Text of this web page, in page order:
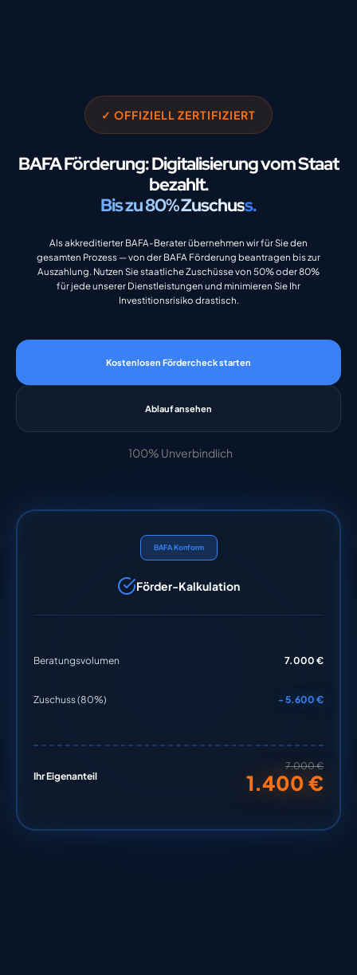
✓ OFFIZIELL ZERTIFIZIERT
BAFA Förderung: Digitalisierung vom Staat
bezahlt.
Bis zu 80% Zuschuss.
Als akkreditierter BAFA-Berater übernehmen wir für Sie den
gesamten Prozess — von der BAFA Förderung beantragen bis zur
Auszahlung. Nutzen Sie staatliche Zuschüsse von 50% oder 80%
für jede unserer Dienstleistungen und minimieren Sie Ihr
Investitionsrisiko drastisch.
Kostenlosen Fördercheck starten
Ablauf ansehen
100% Unverbindlich
BAFA Konform
Förder-Kalkulation
Beratungsvolumen 7.000 €
Zuschuss (80%) - 5.600 €
Ihr Eigenanteil
7.000 €
1.400 €